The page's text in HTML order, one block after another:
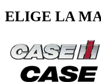
ELIGE LA